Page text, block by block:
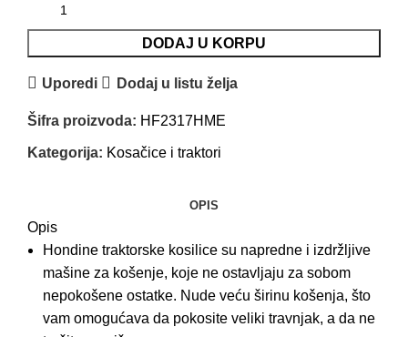
DODAJ U KORPU
Uporedi Dodaj u listu želja
Šifra proizvoda: HF2317HME
Kategorija: Kosačice i traktori
OPIS
Opis
Hondine traktorske kosilice su napredne i izdržljive
mašine za košenje, koje ne ostavljaju za sobom
nepokošene ostatke. Nude veću širinu košenja, što
vam omogućava da pokosite veliki travnjak, a da ne